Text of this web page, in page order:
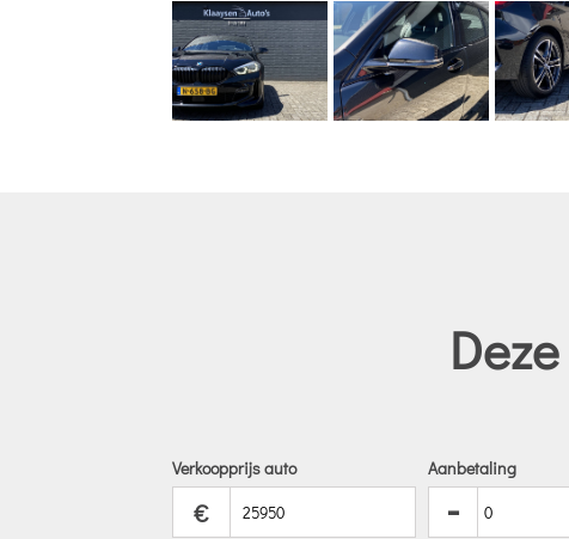
Verkoopprijs auto
€
Aanbetaling
-